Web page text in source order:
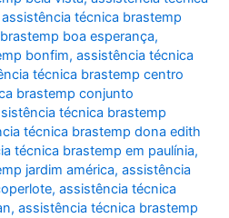
assistência técnica brastemp
boa esperança,
bonfim,assistência técnica
técnica brastemp centro
brastemp conjunto
técnica brastemp
técnica brastemp dona edith
técnica brastemp em paulínia,
jardim américa,assistência
,assistência técnica
,assistência técnica brastemp